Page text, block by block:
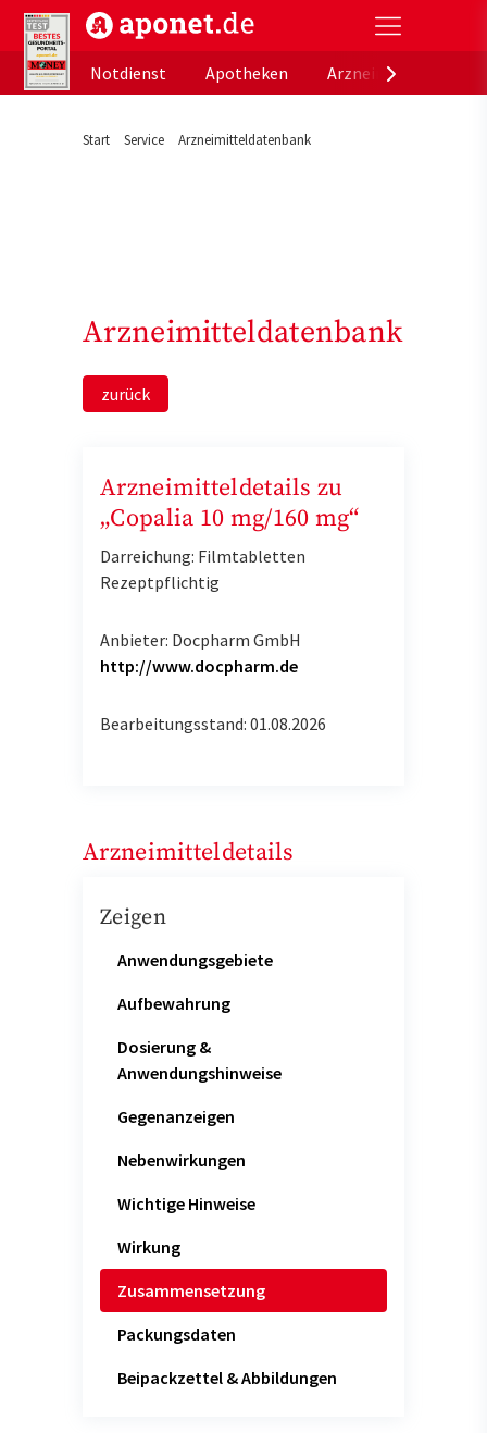
aponet.de - Das offizielle Gesundheitsportal der
Notdienst
Apotheken
Start Service Arzneimitteldatenbank
Arzneimitteldatenbank
zurück
Arzneimitteldetails zu
„Copalia 10 mg/160 mg“
Darreichung: Filmtabletten
Rezeptpflichtig
Anbieter: Docpharm GmbH
http://www.docpharm.de
Bearbeitungsstand: 01.08.2026
Arzneimitteldetails
Zeigen
Anwendungsgebiete
Aufbewahrung
Dosierung &
Anwendungshinweise
Gegenanzeigen
Nebenwirkungen
Wichtige Hinweise
Wirkung
Zusammensetzung
Packungsdaten
Beipackzettel & Abbildungen